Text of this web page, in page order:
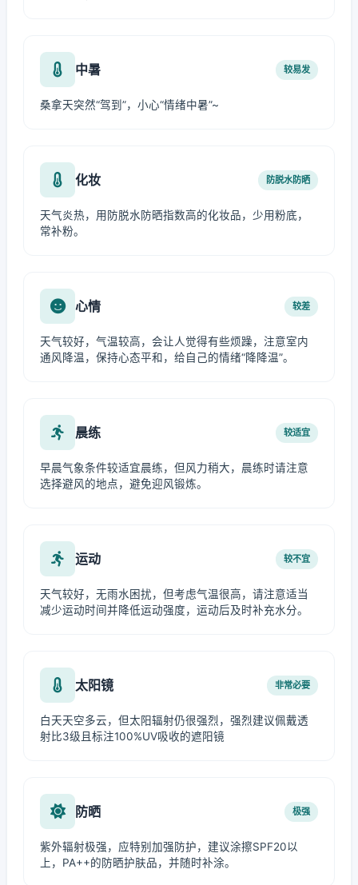
中暑 较易发
桑拿天突然“驾到”，小心“情绪中暑”~
化妆 防脱水防晒
天气炎热，用防脱水防晒指数高的化妆品，少用粉底，
常补粉。
心情 较差
天气较好，气温较高，会让人觉得有些烦躁，注意室内
通风降温，保持心态平和，给自己的情绪“降降温”。
晨练 较适宜
早晨气象条件较适宜晨练，但风力稍大，晨练时请注意
选择避风的地点，避免迎风锻炼。
运动 较不宜
天气较好，无雨水困扰，但考虑气温很高，请注意适当
减少运动时间并降低运动强度，运动后及时补充水分。
太阳镜 非常必要
白天天空多云，但太阳辐射仍很强烈，强烈建议佩戴透
射比3级且标注100%UV吸收的遮阳镜
防晒 极强
紫外辐射极强，应特别加强防护，建议涂擦SPF20以
上，PA++的防晒护肤品，并随时补涂。